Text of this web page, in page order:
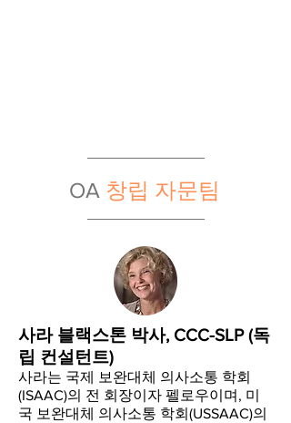
OA 창립 자문팀
사라 블랙스톤 박사, CCC-SLP (독
립 컨설턴트)
사라는 국제 보완대체 의사소통 학회
(ISAAC)의 전 회장이자 펠로우이며, 미
국 보완대체 의사소통 학회(USSAAC)의